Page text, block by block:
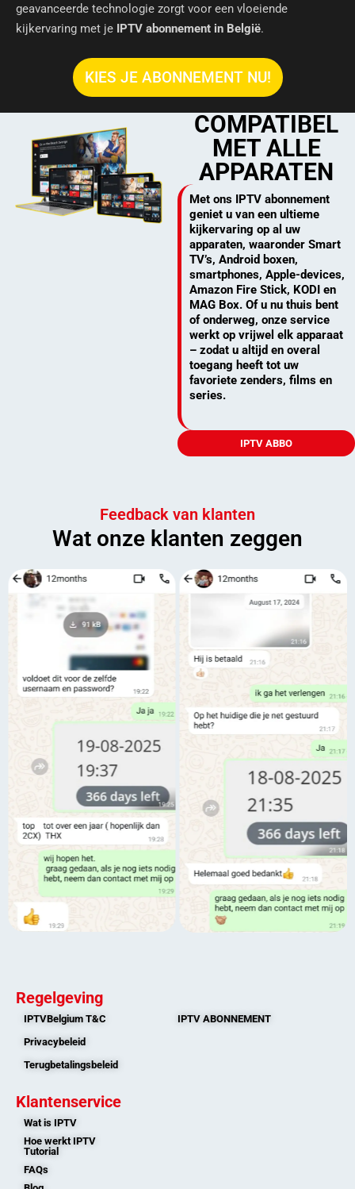
geavanceerde technologie zorgt voor een vloeiende
kijkervaring met je IPTV abonnement in België.
KIES JE ABONNEMENT NU!
COMPATIBEL
MET ALLE
APPARATEN
Met ons IPTV abonnement
geniet u van een ultieme
kijkervaring op al uw
apparaten, waaronder Smart
TV’s, Android boxen,
smartphones, Apple-devices,
Amazon Fire Stick, KODI en
MAG Box. Of u nu thuis bent
of onderweg, onze service
werkt op vrijwel elk apparaat
– zodat u altijd en overal
toegang heeft tot uw
favoriete zenders, films en
series.
IPTV ABBO
Feedback van klanten
Wat onze klanten zeggen
Regelgeving
IPTVBelgium T&C
Privacybeleid
Terugbetalingsbeleid
IPTV ABONNEMENT
Klantenservice
Wat is IPTV
Hoe werkt IPTV
Tutorial
FAQs